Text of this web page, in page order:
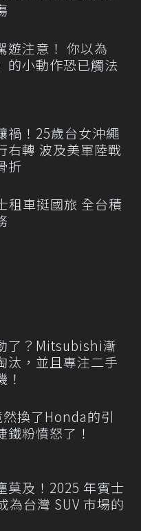
遊注意！ 你以為
的小動作恐已觸法
禍！25歲台女沖繩
右轉 波及美軍陸戰
折
租車挺國旅 全台積
了？Mitsubishi漸
汰，並且專注二手
換了Honda的引
鐵粉憤怒了！
莫及！2025 年賓士
為台灣 SUV 市場的